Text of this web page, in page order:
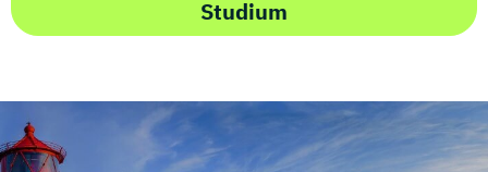
Studium